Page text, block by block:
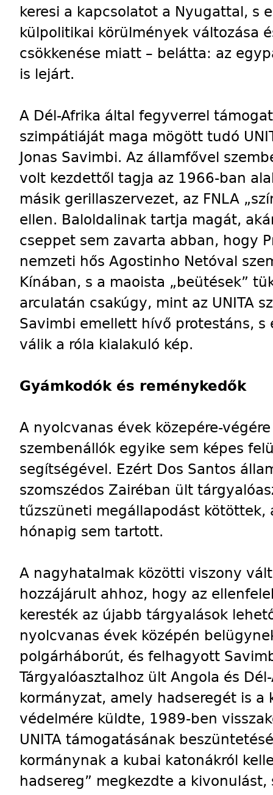
keresi a kapcsolatot a Nyugattal, s
külpolitikai körülmények változása
csökkenése miatt – belátta: az
is lejárt.
A Dél-Afrika által fegyverrel
szimpátiáját maga mögött tudó
Jonas Savimbi. Az államfővel
volt kezdettől tagja az 1966-ban
másik gerillaszervezet, az FNLA
ellen. Baloldalinak tartja magát,
cseppet sem zavarta abban, hogy
nemzeti hős Agostinho Netóval
Kínában, s a maoista „beütések”
arculatán csakúgy, mint az UNITA
Savimbi emellett hívő protestáns, s
válik a róla kialakuló kép.
Gyámkodók és reménykedők
A nyolcvanas évek közepére-
szembenállók egyike sem képes
segítségével. Ezért Dos Santos
szomszédos Zairéban ült
tűzszüneti megállapodást
hónapig sem tartott.
A nagyhatalmak közötti viszony
hozzájárult ahhoz, hogy az
keresték az újabb tárgyalások
nyolcvanas évek középén
polgárháborút, és felhagyott
Tárgyalóasztalhoz ült Angola és
kormányzat, amely hadseregét is a
védelmére küldte, 1989-ben
UNITA támogatásának
kormánynak a kubai katonákról
hadsereg” megkezdte a